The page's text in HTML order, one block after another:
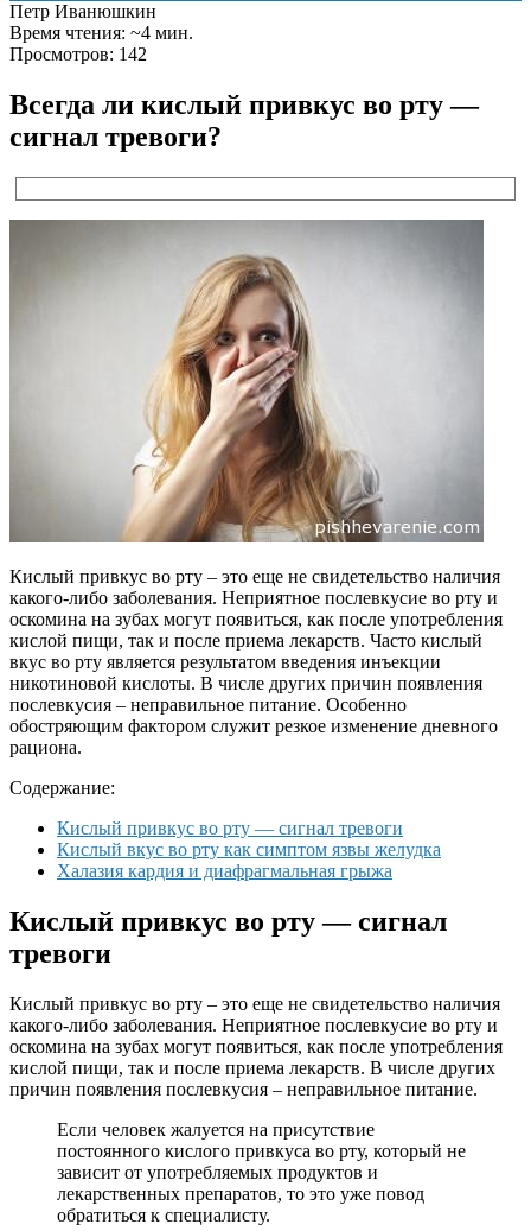
Петр Иванюшкин
Время чтения: ~4 мин.
Просмотров: 142
Всегда ли кислый привкус во рту —
сигнал тревоги?
Кислый привкус во рту – это еще не свидетельство наличия
какого-либо заболевания. Неприятное послевкусие во рту и
оскомина на зубах могут появиться, как после употребления
кислой пищи, так и после приема лекарств. Часто кислый
вкус во рту является результатом введения инъекции
никотиновой кислоты. В числе других причин появления
послевкусия – неправильное питание. Особенно
обостряющим фактором служит резкое изменение дневного
рациона.
Содержание:
Кислый привкус во рту — сигнал тревоги
Кислый вкус во рту как симптом язвы желудка
Халазия кардия и диафрагмальная грыжа
Кислый привкус во рту — сигнал
тревоги
Кислый привкус во рту – это еще не свидетельство наличия
какого-либо заболевания. Неприятное послевкусие во рту и
оскомина на зубах могут появиться, как после употребления
кислой пищи, так и после приема лекарств. В числе других
причин появления послевкусия – неправильное питание.
Если человек жалуется на присутствие
постоянного кислого привкуса во рту, который не
зависит от употребляемых продуктов и
лекарственных препаратов, то это уже повод
обратиться к специалисту.